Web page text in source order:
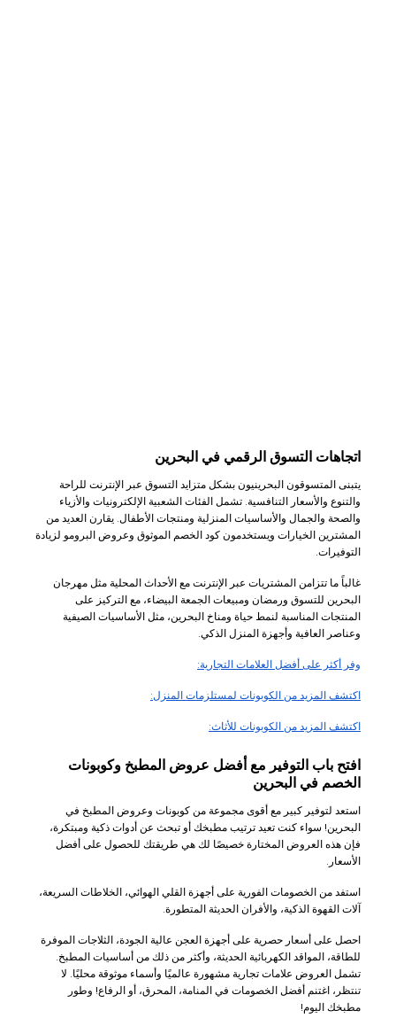
اتجاهات التسوق الرقمي في البحرين
يتبنى المتسوقون البحرينيون بشكل متزايد التسوق عبر الإنترنت للراحة
والتنوع والأسعار التنافسية. تشمل الفئات الشعبية الإلكترونيات والأزياء
والصحة والجمال والأساسيات المنزلية ومنتجات الأطفال. يقارن العديد من
المشترين الخيارات ويستخدمون كود الخصم الموثوق وعروض البرومو لزيادة
التوفيرات.
غالباً ما تتزامن المشتريات عبر الإنترنت مع الأحداث المحلية مثل مهرجان
البحرين للتسوق ورمضان ومبيعات الجمعة البيضاء، مع التركيز على
المنتجات المناسبة لنمط حياة ومناخ البحرين، مثل الأساسيات الصيفية
وعناصر العافية وأجهزة المنزل الذكي.
وفر أكثر على أفضل العلامات التجارية:
اكتشف المزيد من الكوبونات لمستلزمات المنزل:
اكتشف المزيد من الكوبونات للأثاث:
افتح باب التوفير مع أفضل عروض المطبخ وكوبونات
الخصم في البحرين
استعد لتوفير كبير مع أقوى مجموعة من كوبونات وعروض المطبخ في
البحرين! سواء كنت تعيد ترتيب مطبخك أو تبحث عن أدوات ذكية ومبتكرة،
فإن هذه العروض المختارة خصيصًا لك هي طريقتك للحصول على أفضل
الأسعار.
استفد من الخصومات الفورية على أجهزة القلي الهوائي، الخلاطات السريعة،
آلات القهوة الذكية، والأفران الحديثة المتطورة.
احصل على أسعار حصرية على أجهزة العجن عالية الجودة، الثلاجات الموفرة
للطاقة، المواقد الكهربائية الحديثة، وأكثر من ذلك من أساسيات المطبخ.
تشمل العروض علامات تجارية مشهورة عالميًا وأسماء موثوقة محليًا. لا
تنتظر، اغتنم أفضل الخصومات في المنامة، المحرق، أو الرفاع! وطور
مطبخك اليوم!